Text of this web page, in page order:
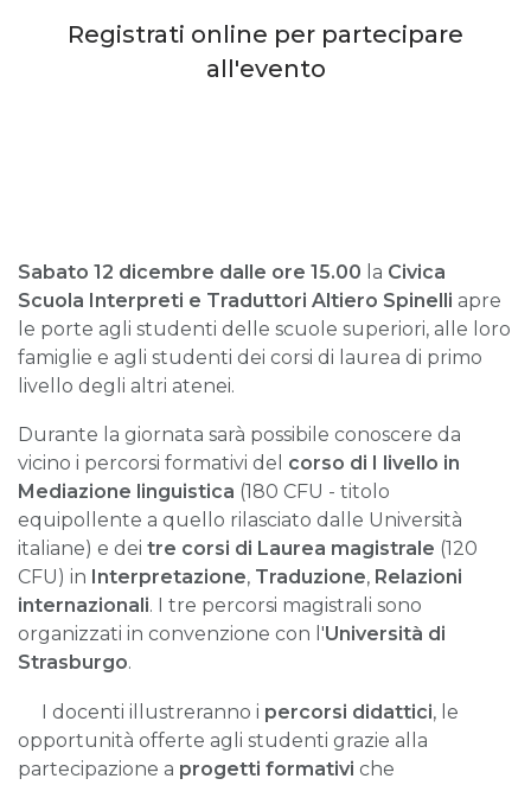
Registrati online per partecipare
all'evento
Sabato 12 dicembre dalle ore 15.00 la Civica
Scuola Interpreti e Traduttori Altiero Spinelli apre
le porte agli studenti delle scuole superiori, alle loro
famiglie e agli studenti dei corsi di laurea di primo
livello degli altri atenei.
Durante la giornata sarà possibile conoscere da
vicino i percorsi formativi del corso di I livello in
Mediazione linguistica (180 CFU - titolo
equipollente a quello rilasciato dalle Università
italiane) e dei tre corsi di Laurea magistrale (120
CFU) in Interpretazione, Traduzione, Relazioni
internazionali. I tre percorsi magistrali sono
organizzati in convenzione con l'Università di
Strasburgo.
I docenti illustreranno i percorsi didattici, le
opportunità offerte agli studenti grazie alla
partecipazione a progetti formativi che